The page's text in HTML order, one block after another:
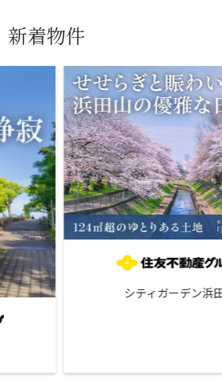
新着物件
シティガーデン浜